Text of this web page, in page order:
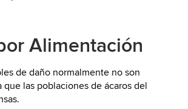
Alimentación
de daño normalmente no son
que las poblaciones de ácaros del